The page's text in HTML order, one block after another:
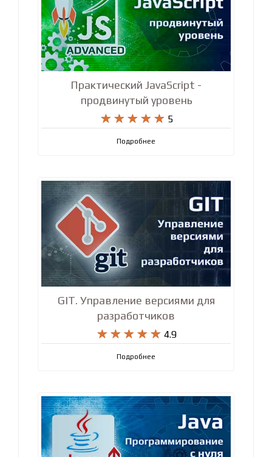
Практический JavaScript -
продвинутый уровень
    
     5
Подробнее
GIT. Управление версиями для
разработчиков
    
     4.9
Подробнее